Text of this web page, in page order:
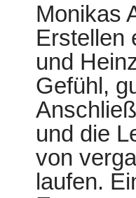
Monikas
Erstellen
und
Gefühl,
und die
von
laufen.